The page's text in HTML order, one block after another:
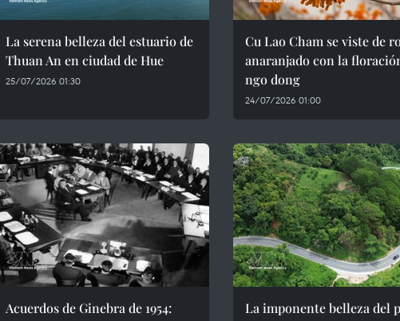
La serena belleza del estuario de
Thuan An en ciudad de Hue
25/07/2026 01:30
Cu Lao Cham se viste de
anaranjado con la
ngo dong
24/07/2026 01:00
Acuerdos de Ginebra de 1954:
La imponente belleza del